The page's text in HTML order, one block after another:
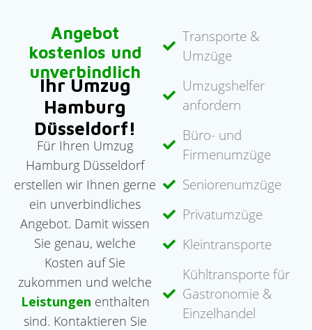
Angebot
kostenlos und
unverbindlich
Ihr Umzug
Hamburg
Düsseldorf!
Für Ihren Umzug
Hamburg Düsseldorf
erstellen wir Ihnen gerne
ein unverbindliches
Angebot. Damit wissen
Sie genau, welche
Kosten auf Sie
zukommen und welche
Leistungen enthalten
sind. Kontaktieren Sie
Transporte &
Umzüge
Umzugshelfer
anfordern
Büro- und
Firmenumzüge
Seniorenumzüge
Privatumzüge
Kleintransporte
Kühltransporte für
Gastronomie &
Einzelhandel